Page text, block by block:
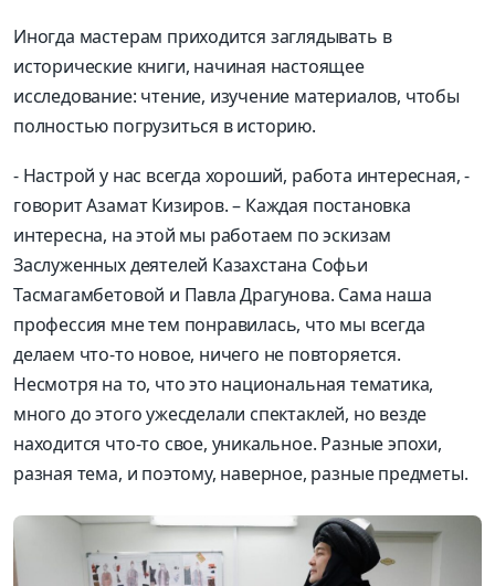
Иногда мастерам приходится заглядывать в
исторические книги, начиная настоящее
исследование: чтение, изучение материалов, чтобы
полностью погрузиться в историю.
- Настройу нас всегда хороший, работа интересная, -
говоритАзамат Кизиров. – Каждая постановка
интересна, на этой мы работаем по эскизам
Заслуженных деятелей Казахстана Софьи
Тасмагамбетовой и Павла Драгунова. Сама наша
профессия мне тем понравилась, что мы всегда
делаем что-то новое, ничего не повторяется.
Несмотря на то, что это национальная тематика,
много до этогоужесделали спектаклей, но везде
находится что-то свое, уникальное. Разные эпохи,
разная тема, и поэтому, наверное, разные предметы.